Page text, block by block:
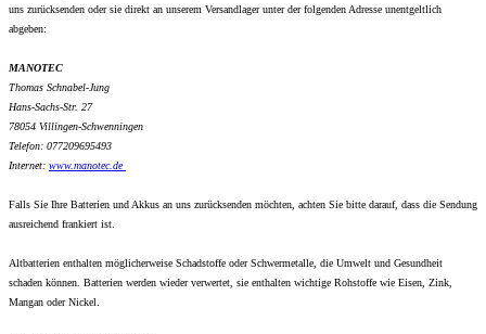
uns zurücksenden oder sie direkt an unserem Versandlager unter der folgenden Adresse unentgeltlich
abgeben:
MANOTEC
Thomas Schnabel-Jung
Hans-Sachs-Str. 27
78054 Villingen-Schwenningen
Telefon: 077209695493
Internet: www.manotec.de
Falls Sie Ihre Batterien und Akkus an uns zurücksenden möchten, achten Sie bitte darauf, dass die Sendung
ausreichend frankiert ist.
Altbatterien enthalten möglicherweise Schadstoffe oder Schwermetalle, die Umwelt und Gesundheit
schaden können. Batterien werden wieder verwertet, sie enthalten wichtige Rohstoffe wie Eisen, Zink,
Mangan oder Nickel.